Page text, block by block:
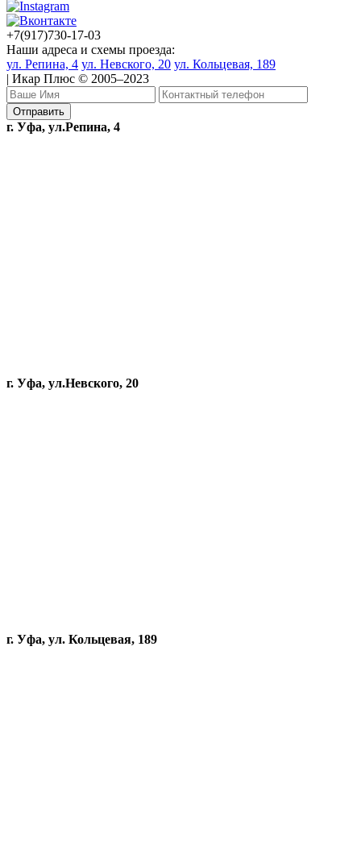
+7(917)730-17-03
Наши адреса и схемы проезда:
ул. Репина, 4 ул. Невского, 20 ул. Кольцевая, 189
| Икар Плюс © 2005–2023
г. Уфа, ул.Репина, 4
г. Уфа, ул.Невского, 20
г. Уфа, ул. Кольцевая, 189